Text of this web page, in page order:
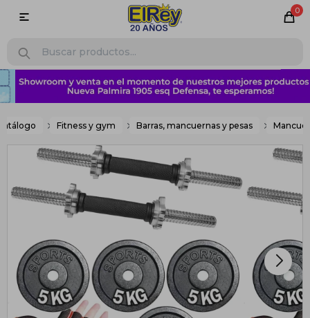
0

Fitness y gym Barras, mancuernas y pesas